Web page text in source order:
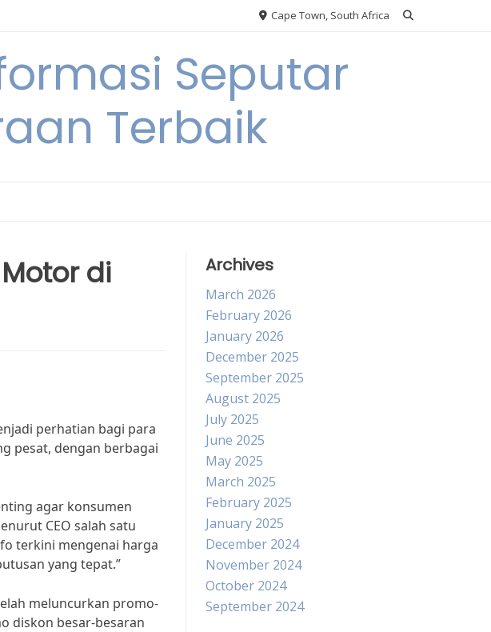
Cape Town, South Africa
Seputar
Terbaik
di
perhatian bagi para
pesat, dengan berbagai
agar konsumen
CEO salah satu
terkini mengenai harga
yang tepat.”
meluncurkan promo-
diskon besar-besaran
Archives
March 2026
February 2026
January 2026
December 2025
September 2025
August 2025
July 2025
June 2025
May 2025
March 2025
February 2025
January 2025
December 2024
November 2024
October 2024
September 2024